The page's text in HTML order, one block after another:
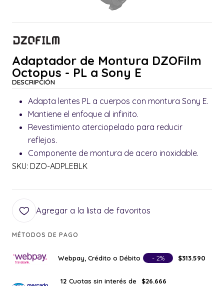
Adaptador de Montura DZOFilm
Octopus - PL a Sony E
DESCRIPCIÓN
Adapta lentes PL a cuerpos con montura Sony E.
Mantiene el enfoque al infinito.
Revestimiento aterciopelado para reducir
reflejos.
Componente de montura de acero inoxidable.
SKU: DZO-ADPLEBLK
Agregar a la lista de favoritos
MÉTODOS DE PAGO
Webpay, Crédito o Débito - 2% $313.590
12 Cuotas sin interés de $26.666